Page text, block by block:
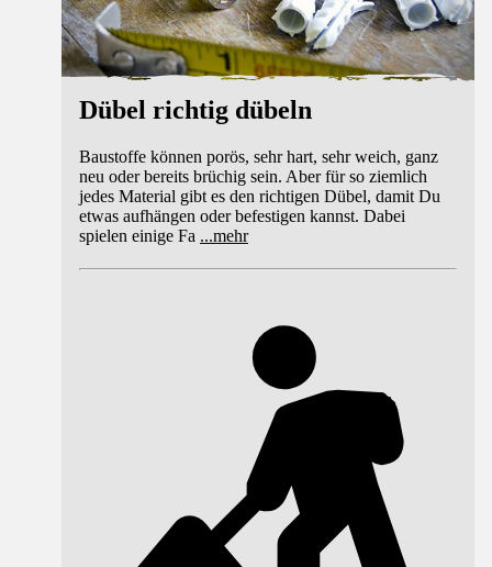
Dübel richtig dübeln
Baustoffe können porös, sehr hart, sehr weich, ganz
neu oder bereits brüchig sein. Aber für so ziemlich
jedes Material gibt es den richtigen Dübel, damit Du
etwas aufhängen oder befestigen kannst. Dabei
spielen einige Fa ...mehr